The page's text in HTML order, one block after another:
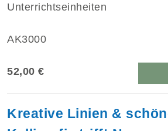
Unterrichtseinheiten
AK3000
52,00 €
Kreative Linien &